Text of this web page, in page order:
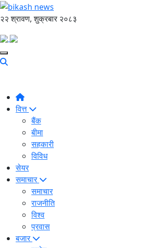
२२ श्रावण, शुक्रबार २०८३
वित्त
बैंक
बीमा
सहकारी
विविध
सेयर
समाचार
समाचार
राजनीति
विश्व
प्रवास
बजार